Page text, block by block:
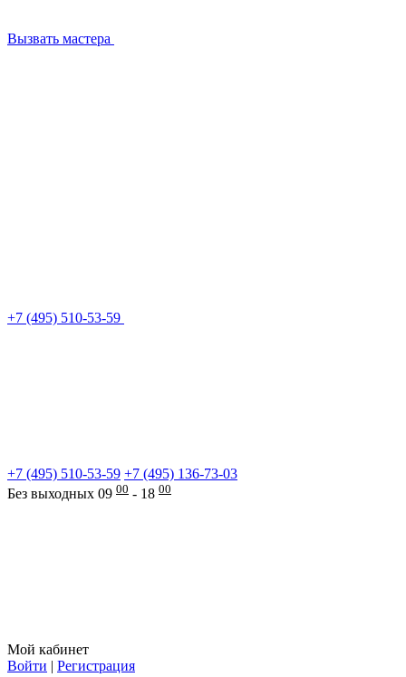
Вызвать мастера
+7 (495) 510-53-59
+7 (495) 510-53-59 +7 (495) 136-73-03
Без выходных 09 00 - 18 00
Мой кабинет
Войти | Регистрация